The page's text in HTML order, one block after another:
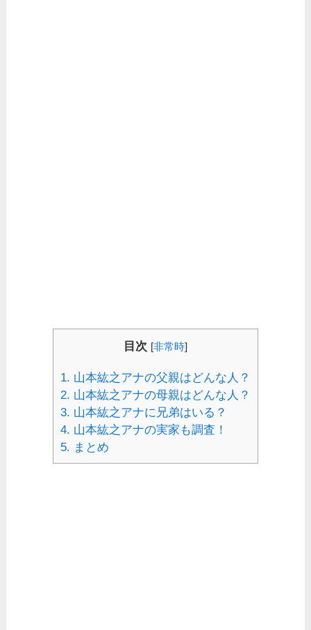
目次 [非常時]
1. 山本紘之アナの父親はどんな人？
2. 山本紘之アナの母親はどんな人？
3. 山本紘之アナに兄弟はいる？
4. 山本紘之アナの実家も調査！
5. まとめ